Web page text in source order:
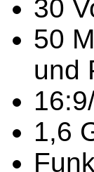
30
50
und
1,6